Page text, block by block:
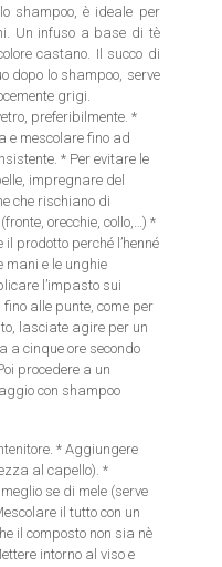
shampoo, è ideale per
Un infuso a base di tè
castano. Il succo di
dopo lo shampoo, serve
grigi.
preferibilmente. *
e mescolare fino ad
* Per evitare le
impregnare del
che rischiano di
orecchie, collo,…) *
prodotto perché l’henné
mani e le unghie
l’impasto sui
alle punte, come per
lasciate agire per un
a cinque ore secondo
procedere a un
con shampoo
* Aggiungere
al capello). *
se di mele (serve
il tutto con un
il composto non sia nè
intorno al viso e